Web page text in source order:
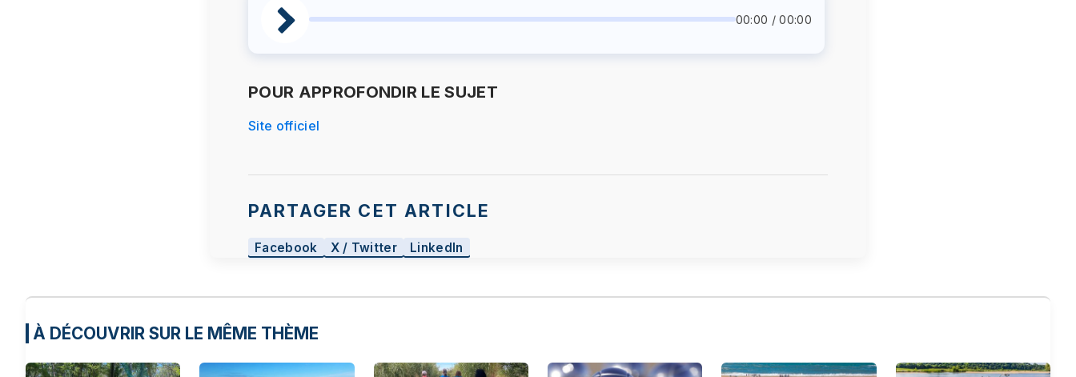
00:00 / 00:00
POUR APPROFONDIR LE SUJET
Site officiel
PARTAGER CET ARTICLE
Facebook X / Twitter LinkedIn
À DÉCOUVRIR SUR LE MÊME THÈME